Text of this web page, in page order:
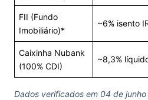
FII (Fundo
Imobiliário)*
~6% isento
Caixinha Nubank
(100% CDI)
~8,3%
Dados verificados em 04 de